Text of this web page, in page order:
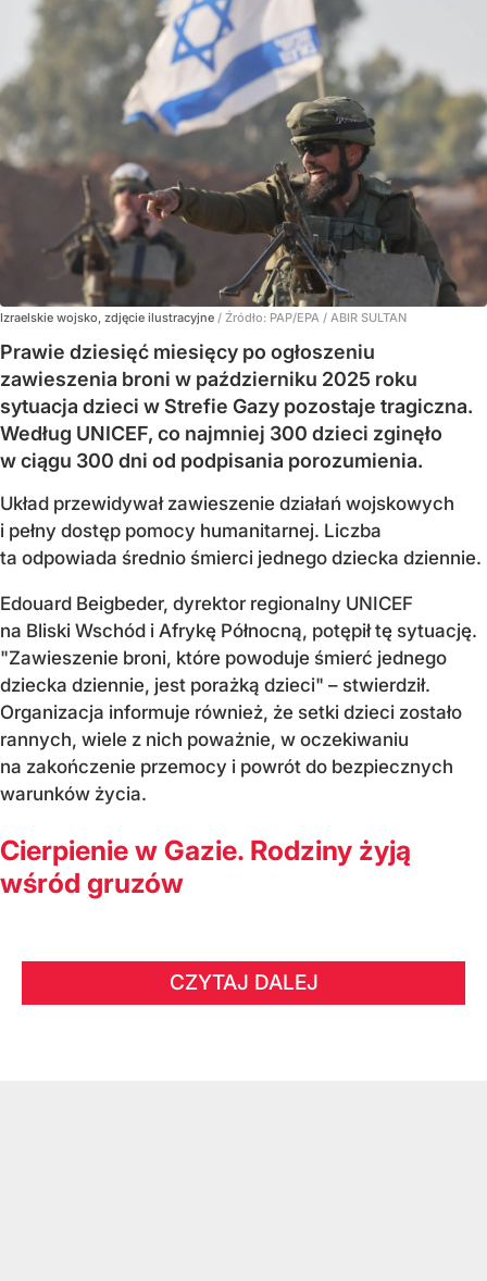
Izraelskie wojsko, zdjęcie ilustracyjne / Źródło: PAP/EPA / ABIR SULTAN
Prawie dziesięć miesięcy po ogłoszeniu
zawieszenia broni w październiku 2025 roku
sytuacja dzieci w Strefie Gazy pozostaje tragiczna.
Według UNICEF, co najmniej 300 dzieci zginęło
w ciągu 300 dni od podpisania porozumienia.
Układ przewidywał zawieszenie działań wojskowych
i pełny dostęp pomocy humanitarnej. Liczba
ta odpowiada średnio śmierci jednego dziecka dziennie.
Edouard Beigbeder, dyrektor regionalny UNICEF
na Bliski Wschód i Afrykę Północną, potępił tę sytuację.
"Zawieszenie broni, które powoduje śmierć jednego
dziecka dziennie, jest porażką dzieci" – stwierdził.
Organizacja informuje również, że setki dzieci zostało
rannych, wiele z nich poważnie, w oczekiwaniu
na zakończenie przemocy i powrót do bezpiecznych
warunków życia.
Cierpienie w Gazie. Rodziny żyją
wśród gruzów
CZYTAJ DALEJ